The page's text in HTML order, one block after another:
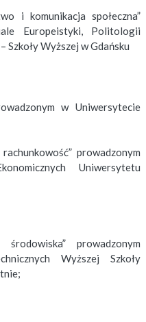
i komunikacja społeczna”
Europeistyki, Politologii
Szkoły Wyższej w Gdańsku
w Uniwersytecie
prowadzonym
Uniwersytetu
prowadzonym
Wyższej Szkoły